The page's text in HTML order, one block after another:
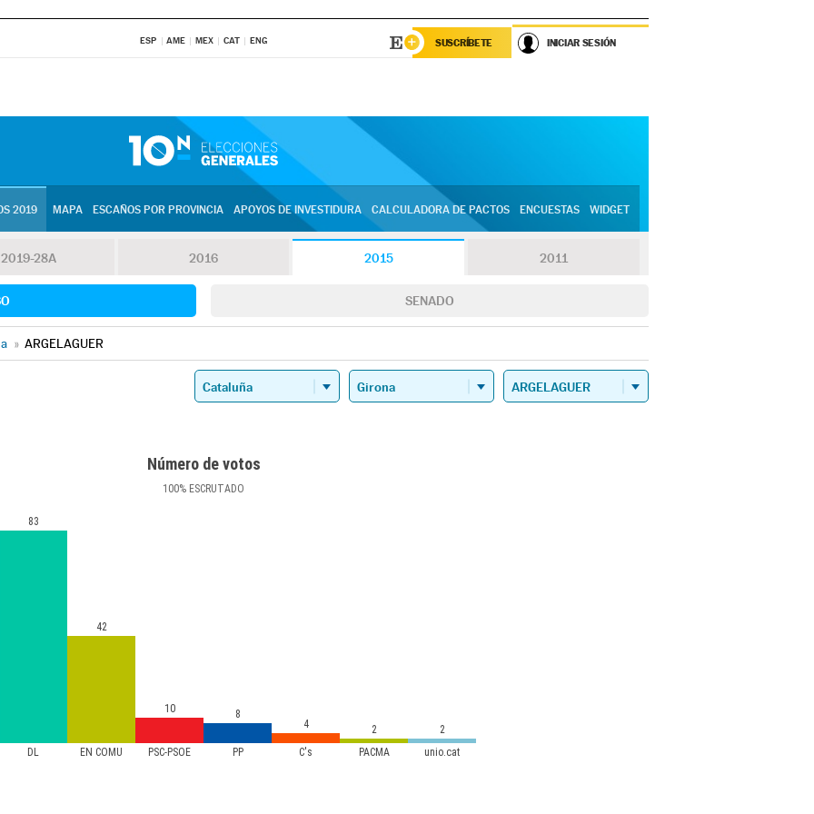
ESP AME MEX CAT ENG SUSCRÍBETE INICIAR SESIÓN
2019 MAPA ESCAÑOS POR PROVINCIA APOYOS DE INVESTIDURA CALCULADORA DE PACTOS ENCUESTAS WIDGET
2019-28A 2016 2015 2011
SENADO
» ARGELAGUER
Número de votos
100% ESCRUTADO
DL EN COMÚ PSC-PSOE PP C's PACMA unio.cat
83
42
10 8
4 2 2